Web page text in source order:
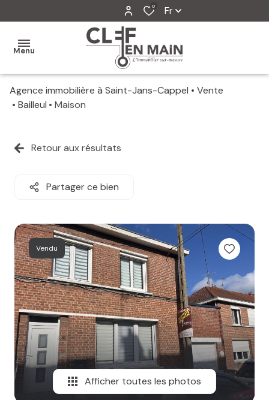
0 Fr
Menu
MON
MES
MES
ESTIMATION
ALERTE
MAIL
Agence immobilière à Saint-Jans-Cappel
Vente
Bailleul
Maison
Retour aux résultats
Partager ce bien
Vendu
Afficher toutes les photos